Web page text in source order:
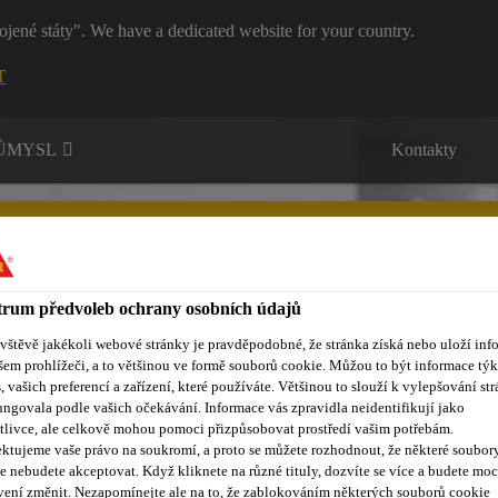
státy". We have a dedicated website for your country.
Kontakty
lepidla a tmely Vzdělávací centrum Reference O
předvoleb ochrany osobních údajů
jakékoli webové stránky je pravděpodobné, že stránka získá nebo uloží
prohlížeči, a to většinou ve formě souborů cookie. Můžou to být informace
vašich preferencí a zařízení, které používáte. Většinou to slouží k vylepšování
podle vašich očekávání. Informace vás zpravidla neidentifikují jako
ale celkově mohou pomoci přizpůsobovat prostředí vašim potřebám.
vaše právo na soukromí, a proto se můžete rozhodnout, že některé
nebudete akceptovat. Když kliknete na různé tituly, dozvíte se více a budete
změnit. Nezapomínejte ale na to, že zablokováním některých souborů cookie